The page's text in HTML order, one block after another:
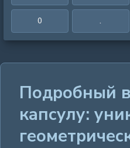
0 .
Подробный
капсулу: